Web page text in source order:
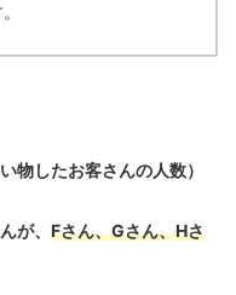
物したお客さんの人数）
が、 Fさん、Gさん、Hさ